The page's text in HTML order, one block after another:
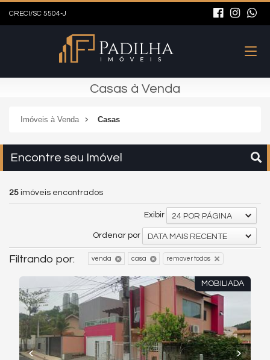
CRECI/SC 5504-J
Casas à Venda
Imóveis à Venda Casas
Encontre seu Imóvel
25 imóveis encontrados
Exibir 24 POR PÁGINA
Ordenar por DATA MAIS RECENTE
Filtrando por: venda casa remover todos
MOBILIADA